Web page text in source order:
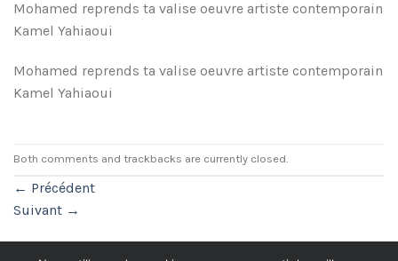
Mohamed reprends ta valise oeuvre artiste contemporain
Kamel Yahiaoui
Mohamed reprends ta valise oeuvre artiste contemporain
Kamel Yahiaoui
Both comments and trackbacks are currently closed.
← Précédent
Suivant →